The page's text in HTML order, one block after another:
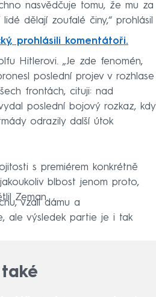
nasvědčuje tomu, že mu za
dělají zoufalé činy,“ prohlásil
prohlásili komentátoři.
Hitlerovi. „Je zde fenomén,
poslední projev v rozhlase
frontách, cituji: nad
poslední bojový rozkaz, kdy
odrazily další útok
s premiérem konkrétně
blbost jenom proto,
Zeman.
vzali dámu a
ale výsledek partie je i tak